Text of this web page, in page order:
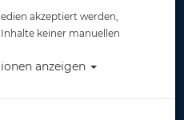
akzeptiert werden,
keiner manuellen
anzeigen